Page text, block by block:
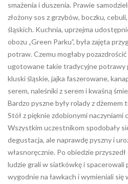
smażenia i duszenia. Prawie
złożony sos z grzybów, boczku,
śląskich. Kuchnia, uprzejma
obozu „Green Parku”, była zajęta
potraw. Czemu mogłaby
ugotowane takie tradycyjne potrawy
kluski śląskie, jajka faszerowane,
serem, naleśniki z serem i kwaśną
Bardzo pyszne były rolady z
Stół z pięknie zdobionymi naczyniami
Wszystkim uczestnikom spodobały
degustacja, ale naprawdę pyszny i
własnoręcznie. Po obiedzie
ludzie grali w siatkówkę i spacerowali
wygodnie na ławkach i wymieniali się